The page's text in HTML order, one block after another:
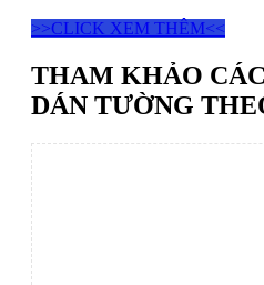
>>CLICK XEM THÊM<<
THAM KHẢO
DÁN TƯỜNG